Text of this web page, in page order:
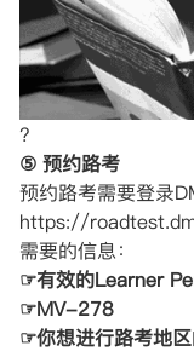
?
⑤ 预约路考
预约路考需要登录
https://
需要的信息：
☞有效的Learner
☞MV-278
☞你想进行路考地